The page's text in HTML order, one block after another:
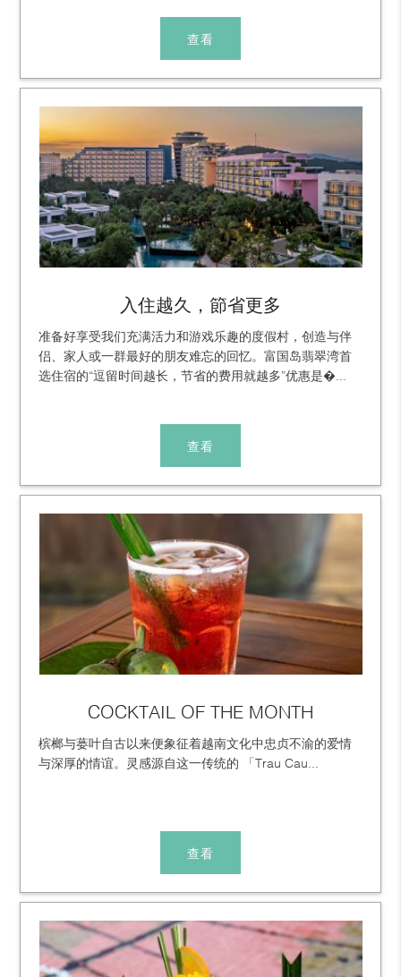
查看
入住越久，節省更多
准备好享受我们充满活力和游戏乐趣的度假村，创造与伴
侣、家人或一群最好的朋友难忘的回忆。富国岛翡翠湾首
选住宿的“逗留时间越长，节省的费用就越多”优惠是�...
查看
COCKTAIL OF THE MONTH
槟榔与蒌叶自古以来便象征着越南文化中忠贞不渝的爱情
与深厚的情谊。灵感源自这一传统的 「Trau Cau...
查看